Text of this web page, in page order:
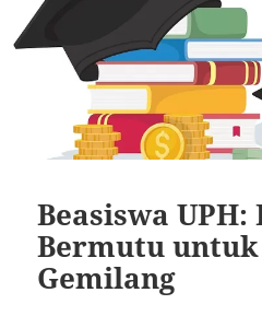
Beasiswa
Bermutu untuk
Gemilang